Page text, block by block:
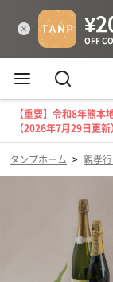
【重要】令和8年熊
（2026年7月29日更新）
タンプホーム > 親孝